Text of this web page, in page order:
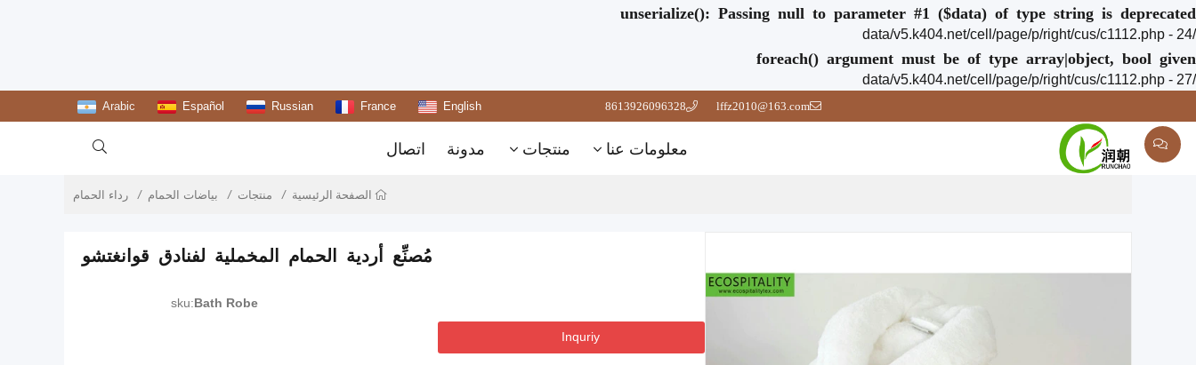
unserialize(): Passing null to parameter #1 ($data) of type string is deprecated
/data/v5.k404.net/cell/page/p/right/cus/c1112.php - 24
foreach() argument must be of type array|object, bool given
/data/v5.k404.net/cell/page/p/right/cus/c1112.php - 27
lffz2010@163.com
8613926096328
English
France
Russian
Español
Arabic
معلومات عنا منتجات مدونة اتصال 
الصفحة الرئيسية منتجات بياضات الحمام رداء الحمام
مُصنِّع أردية الحمام المخملية لفنادق قوانغتشو
sku:Bath Robe
Inquriy